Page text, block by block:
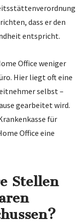
dass er den
entspricht.
Office weniger
Hier liegt oft eine
selbst –
gearbeitet wird.
für
Office eine
Stellen